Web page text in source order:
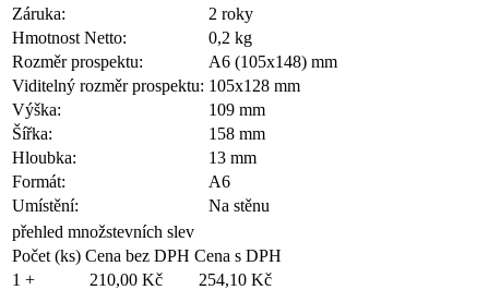
Záruka:
2 roky
Hmotnost Netto:
0,2 kg
Rozměr prospektu:
A6 (105x148) mm
Viditelný rozměr prospektu: 105x128 mm
Výška:
109 mm
Šířka:
158 mm
Hloubka:
13 mm
Formát:
A6
Umístění:
Na stěnu
přehled množstevních slev
Počet (ks) Cena bez DPH Cena s DPH
1 +
210,00 Kč
254,10 Kč